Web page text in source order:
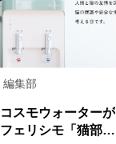
編集部
コスモウォーターが
フェリシモ「猫部」